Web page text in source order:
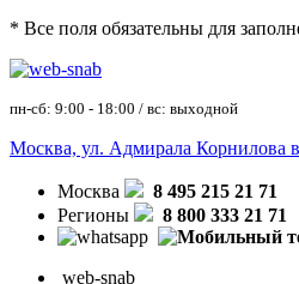
* Все поля обязательны для
пн-сб: 9:00 - 18:00 / вс: выходной
Москва, ул. Адмирала Корнилова
Москва
8 495 215 21 71
Регионы
8 800 333 21 71
web-snab